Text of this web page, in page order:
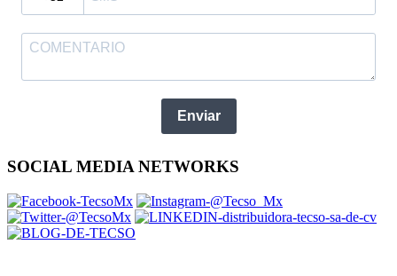
Enviar
SOCIAL MEDIA NETWORKS